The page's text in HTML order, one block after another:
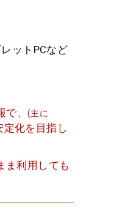
ットPCなど
、
(主に
定化を目指し
ま利用しても